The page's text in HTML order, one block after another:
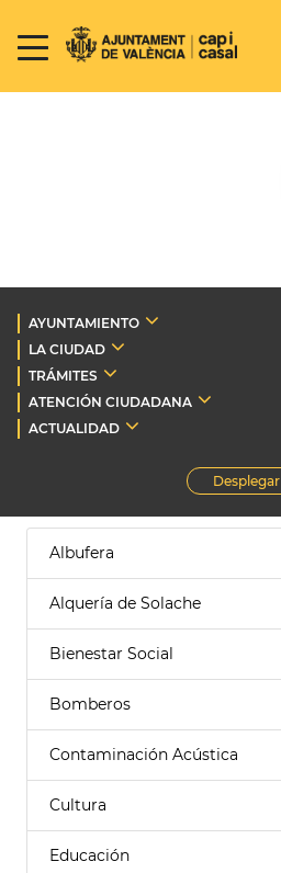
AYUNTAMIENTO
LA CIUDAD
TRÁMITES
ATENCIÓN CIUDADANA
ACTUALIDAD
Desplegar
Albufera
Alquería de Solache
Bienestar Social
Bomberos
Contaminación Acústica
Cultura
Educación